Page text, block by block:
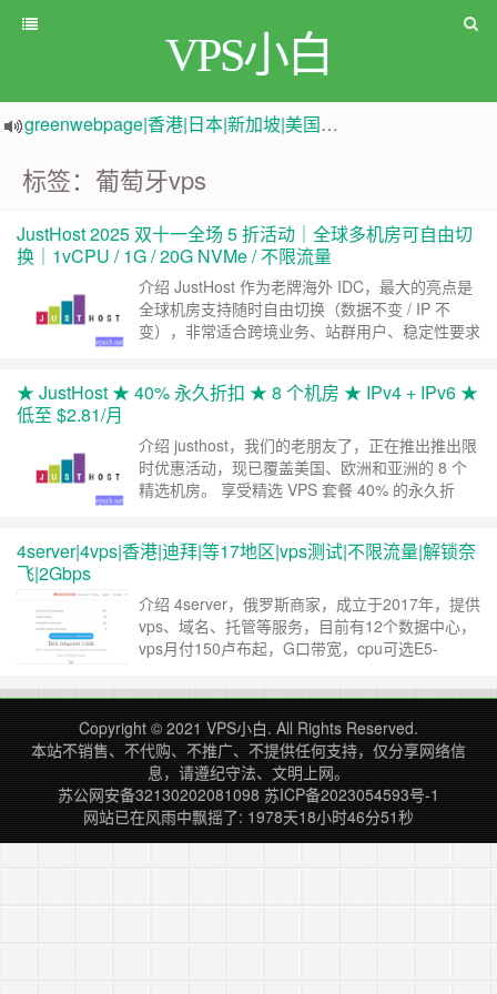
VPS小白
标签：葡萄牙vps
JustHost 2025 双十一全场 5 折活动｜全球多机房可自由切
换｜1vCPU / 1G / 20G NVMe / 不限流量
介绍 JustHost 作为老牌海外 IDC，最大的亮点是
全球机房支持随时自由切换（数据不变 / IP 不
变），非常适合跨境业务、站群用户、稳定性要求
同价（Recurring）。可选机房包含美国、欧洲、
本……继续阅读 »
★ JustHost ★ 40% 永久折扣 ★ 8 个机房 ★ IPv4 + IPv6 ★
低至 $2.81/月
介绍 justhost，我们的老朋友了，正在推出推出限
时优惠活动，现已覆盖美国、欧洲和亚洲的 8 个
精选机房。 享受精选 VPS 套餐 40% 的永久折
just.hosting（镜像站）国内可访问（单独站点）
4server|4vps|香港|迪拜|等17地区|vps测试|不限流量|解锁奈
飞|2Gbps
介绍 4server，俄罗斯商家，成立于2017年，提供
vps、域名、托管等服务，目前有12个数据中心，
vps月付150卢布起，G口带宽，cpu可选E5-
E5-2695v4、AMD EYPC 7401p，先充值后下
单，网站未标注流量限制。 商家数据中心新增到
17个，新增了香港、意大利、葡……继续阅读 »
Copyright © 2021 VPS小白. All Rights Reserved.
本站不销售、不代购、不推广、不提供任何支持，仅分享网络信
息，请遵纪守法、文明上网。
苏公网安备32130202081098 苏ICP备2023054593号-1
网站已在风雨中飘摇了: 1978天18小时46分51秒